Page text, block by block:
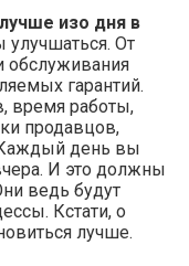
изо дня в
От
обслуживания
гарантий.
время работы,
продавцов,
день вы
И это должны
ведь будут
Кстати, о
лучше.